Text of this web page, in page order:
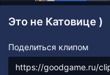
Это не Катовице )
Поделиться клипом